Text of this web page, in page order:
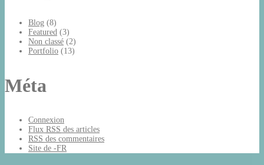
Blog (8)
Featured (3)
Non classé (2)
Portfolio (13)
Méta
Connexion
Flux RSS des articles
RSS des commentaires
Site de -FR